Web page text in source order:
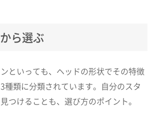
ら選ぶ
といっても、ヘッドの形状でその特徴
種類に分類されています。自分のスタ
つけることも、選び方のポイント。